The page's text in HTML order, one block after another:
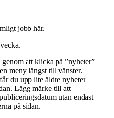
jobb här.
att klicka på ”nyheter”
meny längst till vänster.
du upp lite äldre nyheter
Lägg märke till att
utan endast
på sidan.